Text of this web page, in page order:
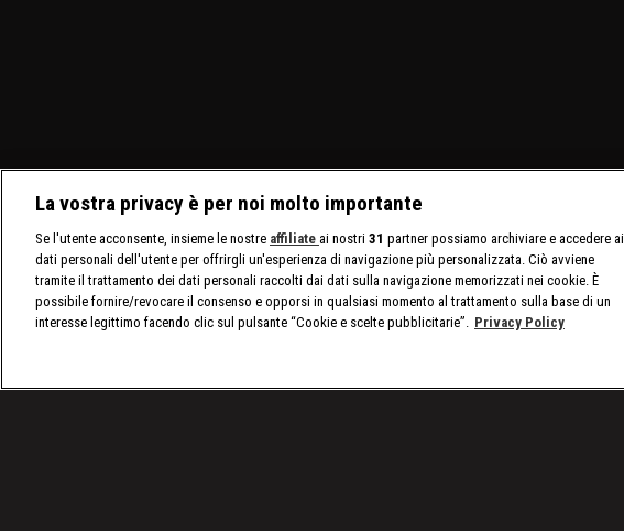
La vostra privacy è per noi molto importante
Se l'utente acconsente, insieme le nostre affiliate ai nostri 31 partner possiamo archiviare e accedere ai
dati personali dell'utente per offrirgli un'esperienza di navigazione più personalizzata. Ciò avviene
tramite il trattamento dei dati personali raccolti dai dati sulla navigazione memorizzati nei cookie. È
possibile fornire/revocare il consenso e opporsi in qualsiasi momento al trattamento sulla base di un
interesse legittimo facendo clic sul pulsante “Cookie e scelte pubblicitarie”. Privacy Policy